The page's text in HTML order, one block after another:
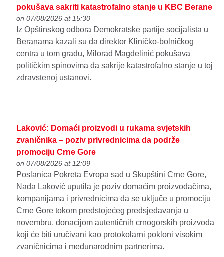
pokušava sakriti katastrofalno stanje u KBC Berane
on 07/08/2026 at 15:30
Iz Opštinskog odbora Demokratske partije socijalista u
Beranama kazali su da direktor Kliničko-bolničkog
centra u tom gradu, Milorad Magdelinić pokušava
političkim spinovima da sakrije katastrofalno stanje u toj
zdravstenoj ustanovi.
Laković: Domaći proizvodi u rukama svjetskih
zvaničnika – poziv privrednicima da podrže
promociju Crne Gore
on 07/08/2026 at 12:09
Poslanica Pokreta Evropa sad u Skupštini Crne Gore,
Nađa Laković uputila je poziv domaćim proizvođačima,
kompanijama i privrednicima da se uključe u promociju
Crne Gore tokom predstojećeg predsjedavanja u
novembru, donacijom autentičnih crnogorskih proizvoda
koji će biti uručivani kao protokolarni pokloni visokim
zvaničnicima i međunarodnim partnerima.